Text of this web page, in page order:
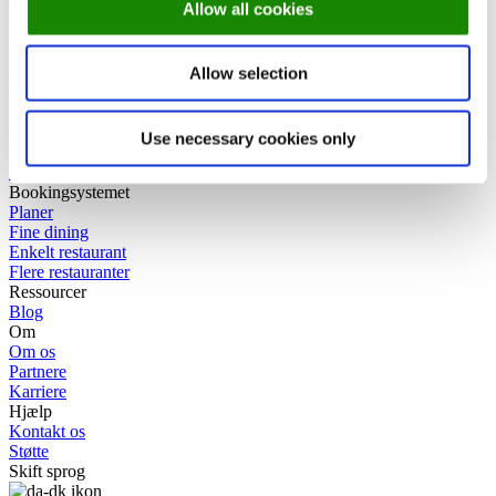
Allow all cookies
Allow selection
Use necessary cookies only
Vil du have en guidet tur gennem et af
Europas bedste bookingsystemer?
Book et møde med en af vores eksperter!
Book en gratis demo
Bookingsystemet
Planer
Fine dining
Enkelt restaurant
Flere restauranter
Ressourcer
Blog
Om
Om os
Partnere
Karriere
Hjælp
Kontakt os
Støtte
Skift sprog